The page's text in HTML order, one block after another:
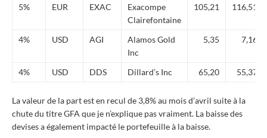
5%
EUR EXAC
Exacompe
Clairefontaine
105,21 116,51
4% USD AGI
Alamos Gold
Inc
5,35 7,16
4% USD DDS Dillard’s Inc 65,20 55,37
La valeur de la part est en recul de 3,8% au mois d’avril suite à la
chute du titre GFA que je n’explique pas vraiment. La baisse des
devises a également impacté le portefeuille à la baisse.